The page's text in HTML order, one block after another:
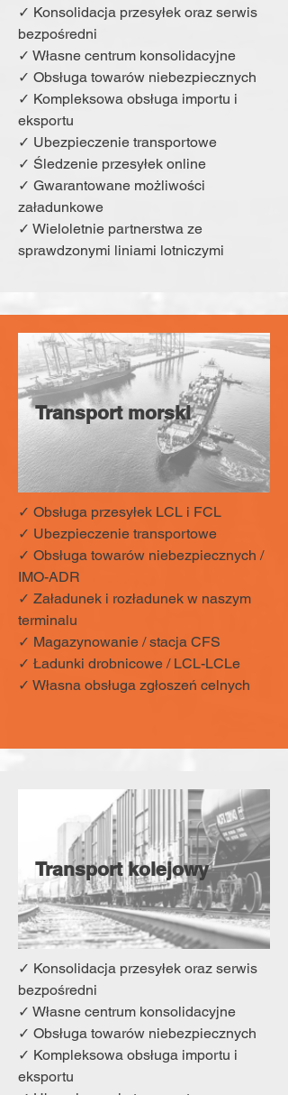
✓ Konsolidacja przesyłek oraz serwis
bezpośredni
✓ Własne centrum konsolidacyjne
✓ Obsługa towarów niebezpiecznych
✓ Kompleksowa obsługa importu i
eksportu
✓ Ubezpieczenie transportowe
✓ Śledzenie przesyłek online
✓ Gwarantowane możliwości
załadunkowe
✓ Wieloletnie partnerstwa ze
sprawdzonymi liniami lotniczymi
Transport morski
✓ Obsługa przesyłek LCL i FCL
✓ Ubezpieczenie transportowe
✓ Obsługa towarów niebezpiecznych /
IMO-ADR
✓ Załadunek i rozładunek w naszym
terminalu
✓ Magazynowanie / stacja CFS
✓ Ładunki drobnicowe / LCL-LCLe
✓ Własna obsługa zgłoszeń celnych
Transport kolejowy
✓ Konsolidacja przesyłek oraz serwis
bezpośredni
✓ Własne centrum konsolidacyjne
✓ Obsługa towarów niebezpiecznych
✓ Kompleksowa obsługa importu i
eksportu